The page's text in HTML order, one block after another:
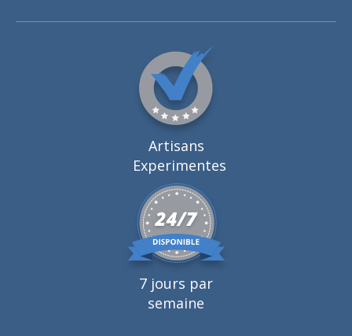
Artisans
Experimentes
7 jours par
semaine